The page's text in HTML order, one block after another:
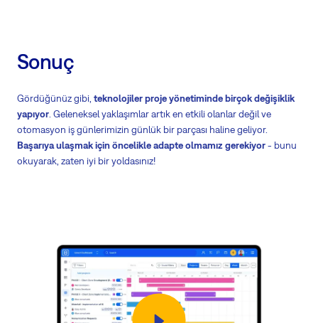
Sonuç
Gördüğünüz gibi, teknolojiler proje yönetiminde birçok değişiklik
yapıyor. Geleneksel yaklaşımlar artık en etkili olanlar değil ve
otomasyon iş günlerimizin günlük bir parçası haline geliyor.
Başarıya ulaşmak için öncelikle adapte olmamız gerekiyor- bunu
okuyarak, zaten iyi bir yoldasınız!